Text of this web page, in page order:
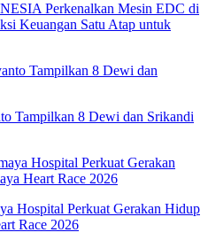
Perkenalkan Mesin EDC di
Keuangan Satu Atap untuk
Tampilkan 8 Dewi dan Srikandi
Hospital Perkuat Gerakan Hidup
Race 2026